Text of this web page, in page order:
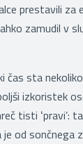
prestavili za
zamudil v
čas sta
izkoristek
tisti ʻpravi’:
od sončnega